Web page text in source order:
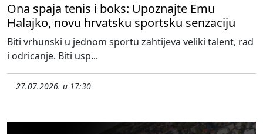
Ona spaja tenis i boks: Upoznajte Emu
Halajko, novu hrvatsku sportsku senzaciju
Biti vrhunski u jednom sportu zahtijeva veliki talent, rad
i odricanje. Biti usp...
27.07.2026. u 17:30